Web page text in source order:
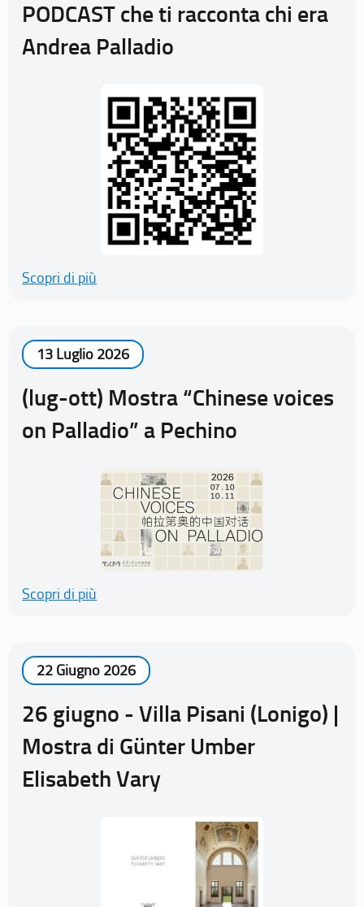
PODCAST che ti racconta chi era
Andrea Palladio
Scopri di più
13 Luglio 2026
(lug-ott) Mostra “Chinese voices
on Palladio” a Pechino
Scopri di più
22 Giugno 2026
26 giugno - Villa Pisani (Lonigo) |
Mostra di Günter Umber
Elisabeth Vary